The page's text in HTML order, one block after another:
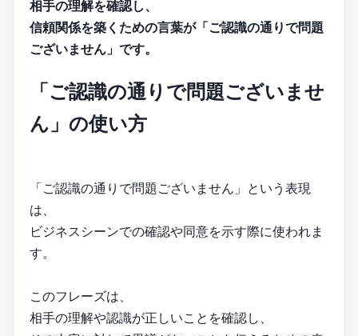
相手の理解を確認し、
信頼関係を築くための言葉が「ご認識の通りで問題
ございません」です。
「ご認識の通りで問題ございませ
ん」の使い方
「ご認識の通りで問題ございません」という表現
は、
ビジネスシーンでの確認や同意を示す際に使われま
す。
このフレーズは、
相手の理解や認識が正しいことを確認し、